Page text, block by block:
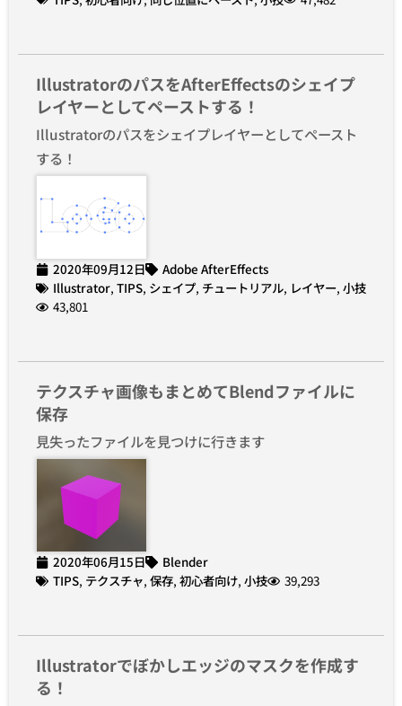
IllustratorのパスをAfterEffectsのシェイプ
レイヤーとしてペーストする！
Illustratorのパスをシェイプレイヤーとしてペースト
する！
2020年09月12日
Adobe AfterEffects
Illustrator, TIPS, シェイプ, チュートリアル, レイヤー, 小技
43,801
テクスチャ画像もまとめてBlendファイルに
保存
見失ったファイルを見つけに行きます
2020年06月15日
Blender
TIPS, テクスチャ, 保存, 初心者向け, 小技 39,293
Illustratorでぼかしエッジのマスクを作成す
る！